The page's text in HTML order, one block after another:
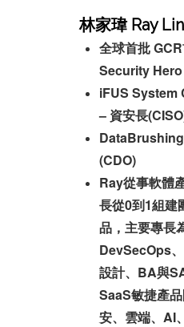
林家瑋 Ray Lin
全球首批
Security Hero
iFUS
– 資安長
(CDO)
Ray從事軟體
長從0到1組建
品，主要專長
DevSecOps
設計、BA與
SaaS敏捷產
安、雲端、AI